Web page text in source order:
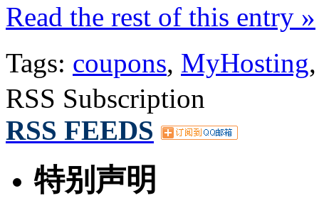
Read the rest of this entry »
Tags: coupons, MyHosting
RSS Subscription
RSS FEEDS
特别声明